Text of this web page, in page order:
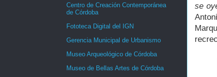
se
Centro de Creación Contemporánea
de Córdoba
Fototeca Digital del IGN
Gerencia Municipal de Urbanismo
Museo Arqueológico de Córdoba
Museo de Bellas Artes de Córdoba